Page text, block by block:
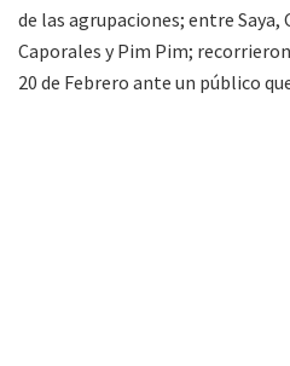
de las agrupaciones; entre Saya,
Caporales y Pim Pim;
20 de Febrero ante un público